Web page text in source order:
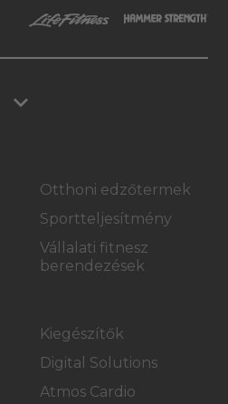
Otthoni edzőtermek
Sportteljesítmény
Vállalati fitnesz
berendezések
Kiegészítők
Digital Solutions
Atmos Cardio